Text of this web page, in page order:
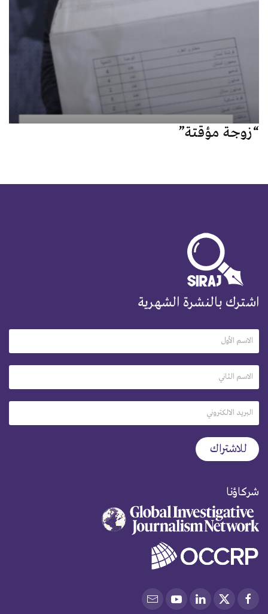
“زوجة مؤقتة”
اشترك بالنشرة الشهرية
شركاؤنا